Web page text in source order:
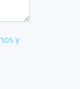
y